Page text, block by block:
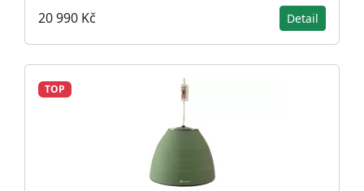
20 990 Kč Detail
TOP